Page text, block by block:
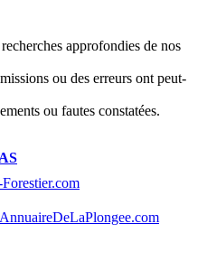
approfondies de nos
ou des erreurs ont peut-
ou fautes constatées.